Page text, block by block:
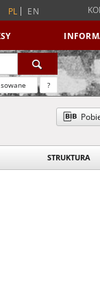
PL EN
?
STRUKTURA